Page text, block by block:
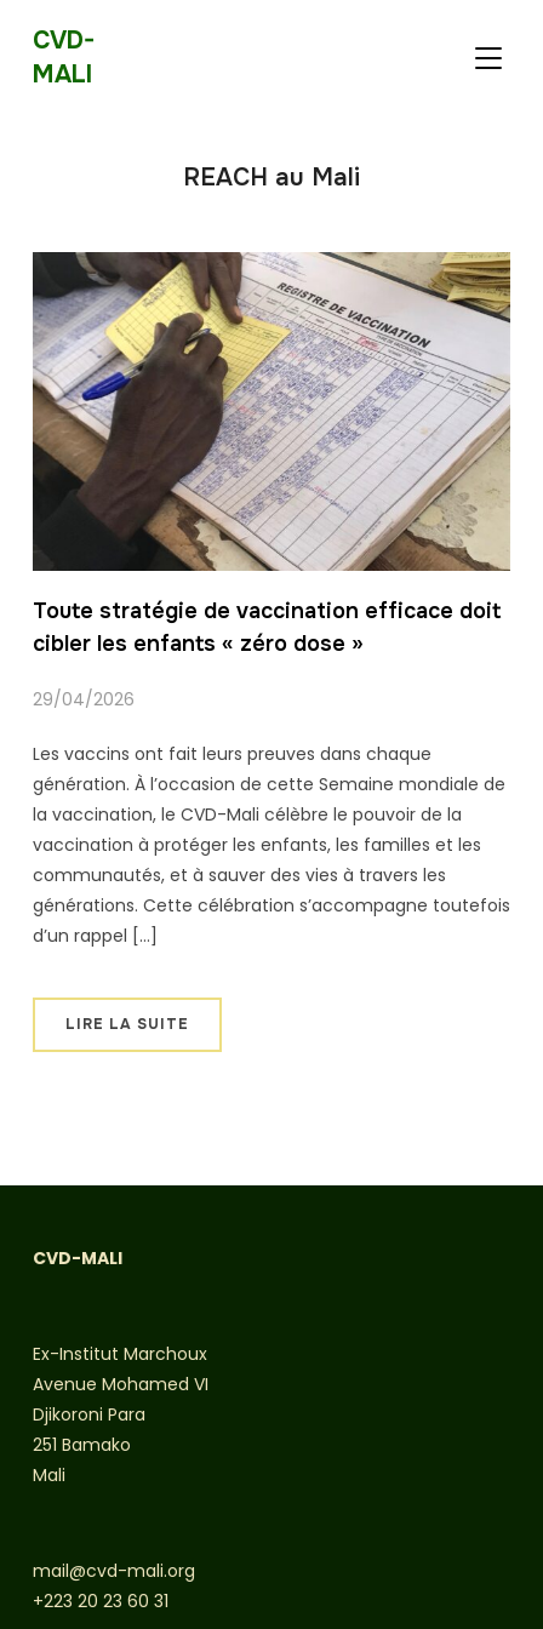
CVD-
MALI
REACH au Mali
Toute stratégie de vaccination efficace doit
cibler les enfants « zéro dose »
29/04/2026
Les vaccins ont fait leurs preuves dans chaque
génération. À l’occasion de cette Semaine mondiale de
la vaccination, le CVD-Mali célèbre le pouvoir de la
vaccination à protéger les enfants, les familles et les
communautés, et à sauver des vies à travers les
générations. Cette célébration s’accompagne toutefois
d’un rappel […]
LIRE LA SUITE
CVD-MALI
Ex-Institut Marchoux
Avenue Mohamed VI
Djikoroni Para
251 Bamako
Mali
mail@cvd-mali.org
+223 20 23 60 31